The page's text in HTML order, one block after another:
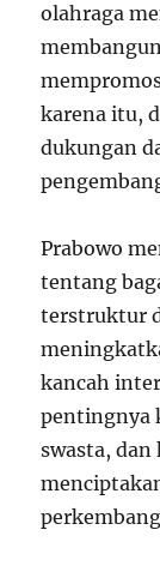
olahraga
karena itu,
dukungan
Prabowo
tentang
terstruktur
kancah
pentingnya
swasta,